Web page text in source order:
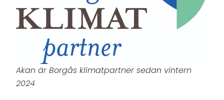
Akan är Borgås klimatpartner sedan vintern
2024